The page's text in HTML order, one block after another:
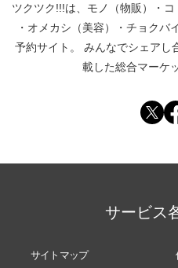
ツクツク!!!は、 モノ（物販） ・ コ
・ オメカシ（美容） ・ チョクバ
予約サイト。
みんなでシェアし
載した総合マーケ
サービス
サイトマップ